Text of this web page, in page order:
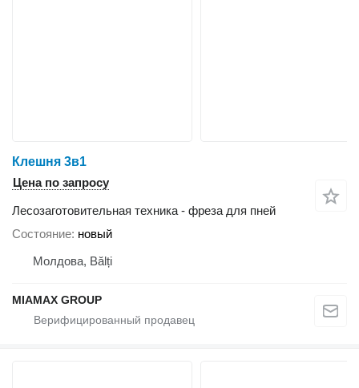
Клешня 3в1
Цена по запросу
Лесозаготовительная техника - фреза для пней
Состояние новый
Молдова, Bălți
MIAMAX GROUP